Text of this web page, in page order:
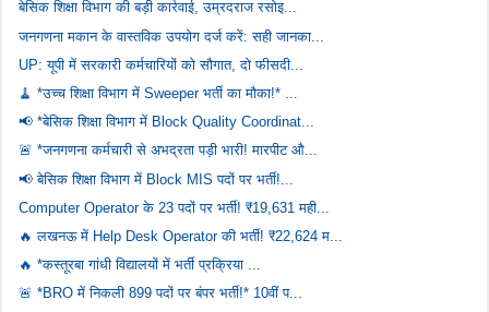
बेसिक शिक्षा विभाग की बड़ी कार्रवाई, उम्रदराज रसोइ...
जनगणना मकान के वास्तविक उपयोग दर्ज करें: सही जानका...
UP: यूपी में सरकारी कर्मचारियों को सौगात, दो फीसदी...
🧹 *उच्च शिक्षा विभाग में Sweeper भर्ती का मौका!* ...
📢 *बेसिक शिक्षा विभाग में Block Quality Coordinat...
🚨 *जनगणना कर्मचारी से अभद्रता पड़ी भारी! मारपीट औ...
📢 बेसिक शिक्षा विभाग में Block MIS पदों पर भर्ती!...
Computer Operator के 23 पदों पर भर्ती! ₹19,631 मही...
🔥 लखनऊ में Help Desk Operator की भर्ती! ₹22,624 म...
🔥 *कस्तूरबा गांधी विद्यालयों में भर्ती प्रक्रिया ...
🚨 *BRO में निकली 899 पदों पर बंपर भर्ती!* 10वीं प...